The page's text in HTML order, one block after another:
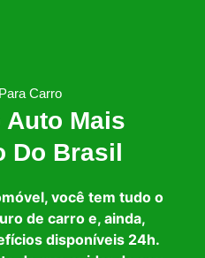
Carro
Auto Mais
Do Brasil
você tem tudo o
de carro e, ainda,
disponíveis 24h.